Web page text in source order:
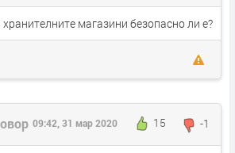
магазини безопасно ли е?
15 -1
09:42, 31 мар 2020